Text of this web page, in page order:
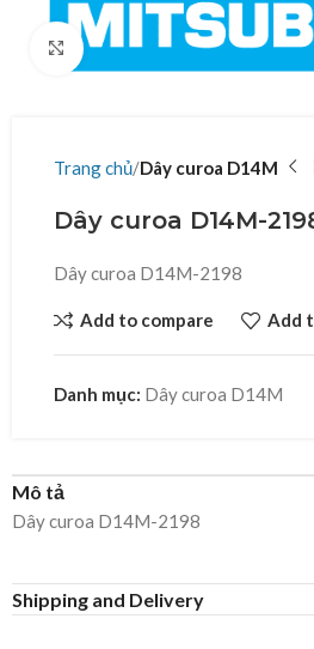
Click to enlarge
Trang chủ Dây curoa D14M
Dây curoa D14M-
Dây curoa D14M-2198
Add to compare Add
Danh mục: Dây curoa D14M
Mô tả
Dây curoa D14M-2198
Shipping and Delivery